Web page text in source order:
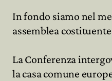
In fondo siamo nel
assemblea
La Conferenza
la casa comune